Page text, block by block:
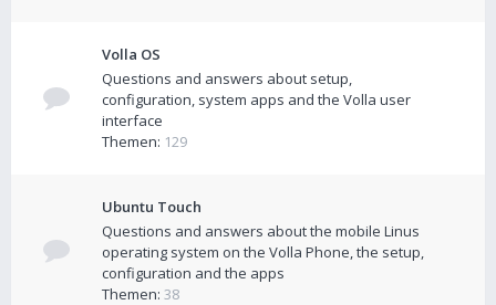
Volla OS
Questions and answers about setup,
configuration, system apps and the Volla user
interface
Themen: 129
Ubuntu Touch
Questions and answers about the mobile Linus
operating system on the Volla Phone, the setup,
configuration and the apps
Themen: 38